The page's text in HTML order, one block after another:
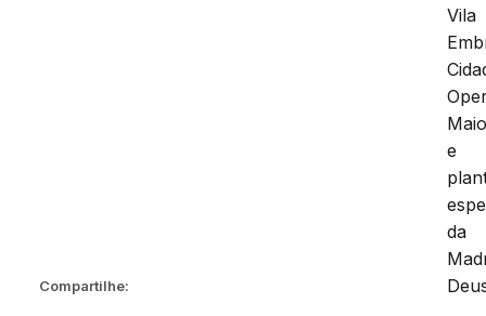
Compartilhe:
Vila
e
da